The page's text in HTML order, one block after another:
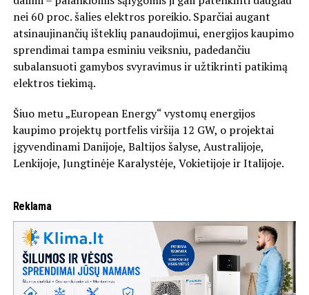
nei 60 proc. šalies elektros poreikio. Sparčiai augant
atsinaujinančių išteklių panaudojimui, energijos kaupimo
sprendimai tampa esminiu veiksniu, padedančiu
subalansuoti gamybos svyravimus ir užtikrinti patikimą
elektros tiekimą.
Šiuo metu „European Energy“ vystomų energijos
kaupimo projektų portfelis viršija 12 GW, o projektai
įgyvendinami Danijoje, Baltijos šalyse, Australijoje,
Lenkijoje, Jungtinėje Karalystėje, Vokietijoje ir Italijoje.
Reklama